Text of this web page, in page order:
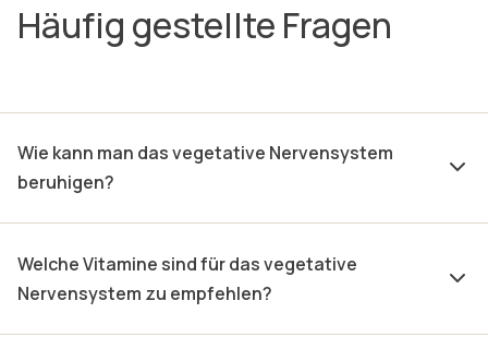
Häufig gestellte Fragen
Wie kann man das vegetative Nervensystem
beruhigen?
Welche Vitamine sind für das vegetative
Nervensystem zu empfehlen?